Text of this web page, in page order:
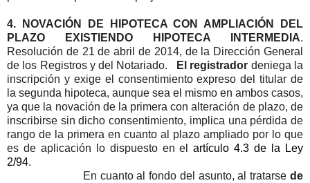
4. NOVACIÓN DE HIPOTECA CON AMPLIACIÓN DEL
PLAZO EXISTIENDO HIPOTECA INTERMEDIA.
Resolución de 21 de abril de 2014, de la Dirección General
de los Registros y del Notariado.
El registrador deniega la
inscripción y exige el consentimiento expreso del titular de
la segunda hipoteca, aunque sea el mismo en ambos casos,
ya que la novación de la primera con alteración de plazo, de
inscribirse sin dicho consentimiento, implica una pérdida de
rango de la primera en cuanto al plazo ampliado por lo que
es de aplicación lo dispuesto en elartículo 4.3 de la Ley
2/94.
En cuanto al fondo del asunto, al tratarsede